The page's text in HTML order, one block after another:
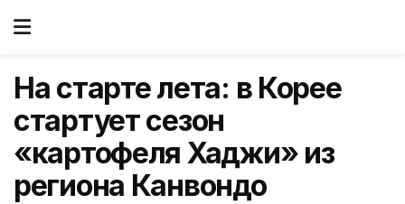
На старте лета: в Корее
стартует сезон
«картофеля Хаджи» из
региона Канвондо